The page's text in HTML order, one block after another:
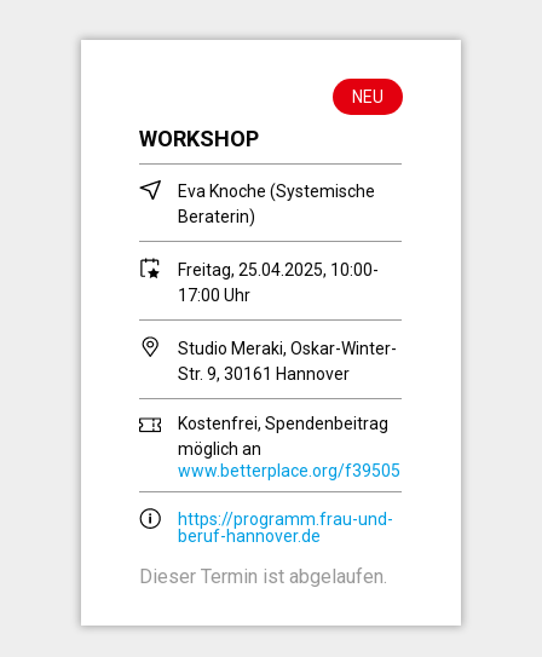
NEU
WORKSHOP
Eva Knoche (Systemische
Beraterin)
Freitag, 25.04.2025, 10:00-
17:00 Uhr
Studio Meraki, Oskar-Winter-
Str. 9, 30161 Hannover
Kostenfrei, Spendenbeitrag
möglich an
www.betterplace.org/f39505
https://programm.frau-und-
beruf-hannover.de
Dieser Termin ist abgelaufen.